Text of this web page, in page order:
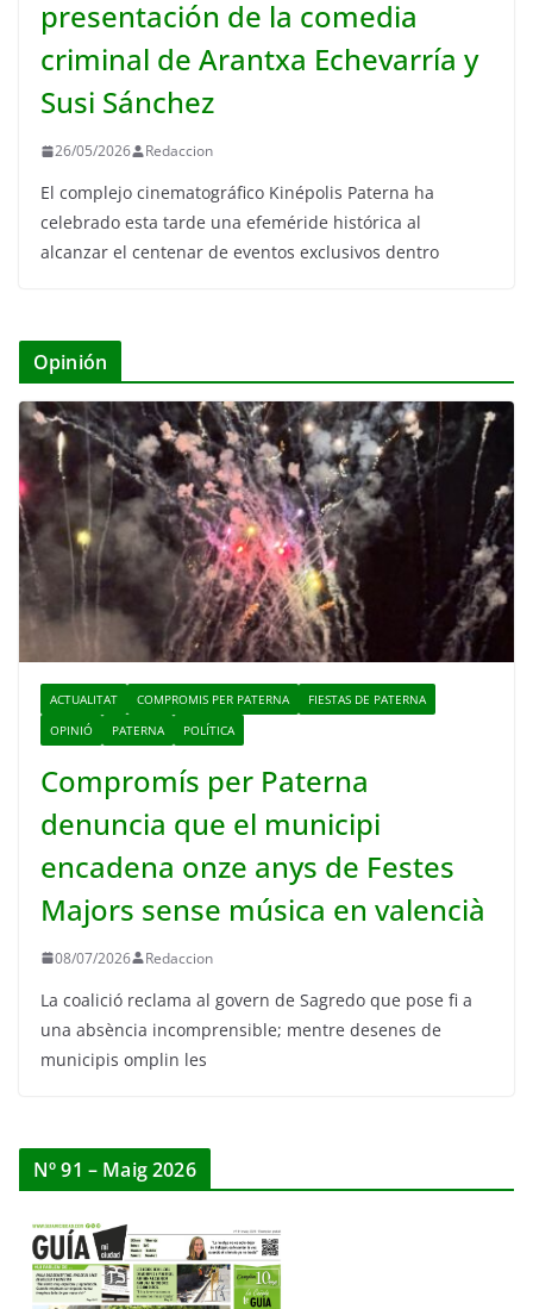
presentación de la comedia
criminal de Arantxa Echevarría y
Susi Sánchez
26/05/2026 Redaccion
El complejo cinematográfico Kinépolis Paterna ha
celebrado esta tarde una efeméride histórica al
alcanzar el centenar de eventos exclusivos dentro
Opinión
ACTUALITAT COMPROMIS PER PATERNA
FIESTAS DE PATERNA
OPINIÓ
PATERNA POLÍTICA
Compromís per Paterna
denuncia que el municipi
encadena onze anys de Festes
Majors sense música en valencià
08/07/2026 Redaccion
La coalició reclama al govern de Sagredo que pose fi a
una absència incomprensible; mentre desenes de
municipis omplin les
Nº 91 – Maig 2026